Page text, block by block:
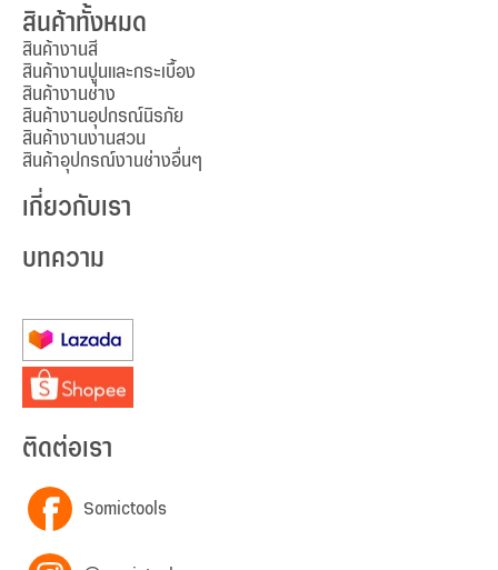
สินค้าทั้งหมด
สินค้างานสี
สินค้างานปูนและกระเบื้อง
สินค้างานช่าง
สินค้างานอุปกรณ์นิรภัย
สินค้างานงานสวน
สินค้าอุปกรณ์งานช่างอื่นๆ
เกี่ยวกับเรา
บทความ
ติดต่อเรา
Somictools